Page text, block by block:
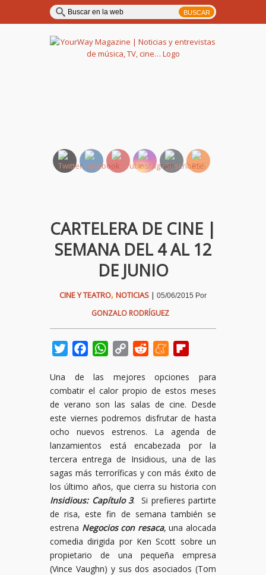
CARTELERA DE CINE |
SEMANA DEL 4 AL 12
DE JUNIO
CINE Y TEATRO, NOTICIAS | 05/06/2015 Por
GONZALO RODRÍGUEZ
TwitterFacebookWhatsApp
Copy
Reddit Meneame
Una de las mejores opciones para
combatir el calor propio de estos meses
de verano son las salas de cine. Desde
este viernes podremos disfrutar de hasta
ocho nuevos estrenos. La agenda de
lanzamientos está encabezada por la
tercera entrega de Insidious, una de las
sagas más terroríficas y con más éxito de
los último años, que cierra su historia con
Insidious: Capítulo3. Si prefieres partirte
de risa, este fin de semana también se
estrena Negocios con resaca, una alocada
comedia dirigida por Ken Scott sobre un
propietario de una pequeña empresa
(Vince Vaughn) y sus dos asociados (Tom